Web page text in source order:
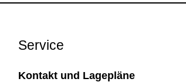
Service
Kontakt und Lagepläne